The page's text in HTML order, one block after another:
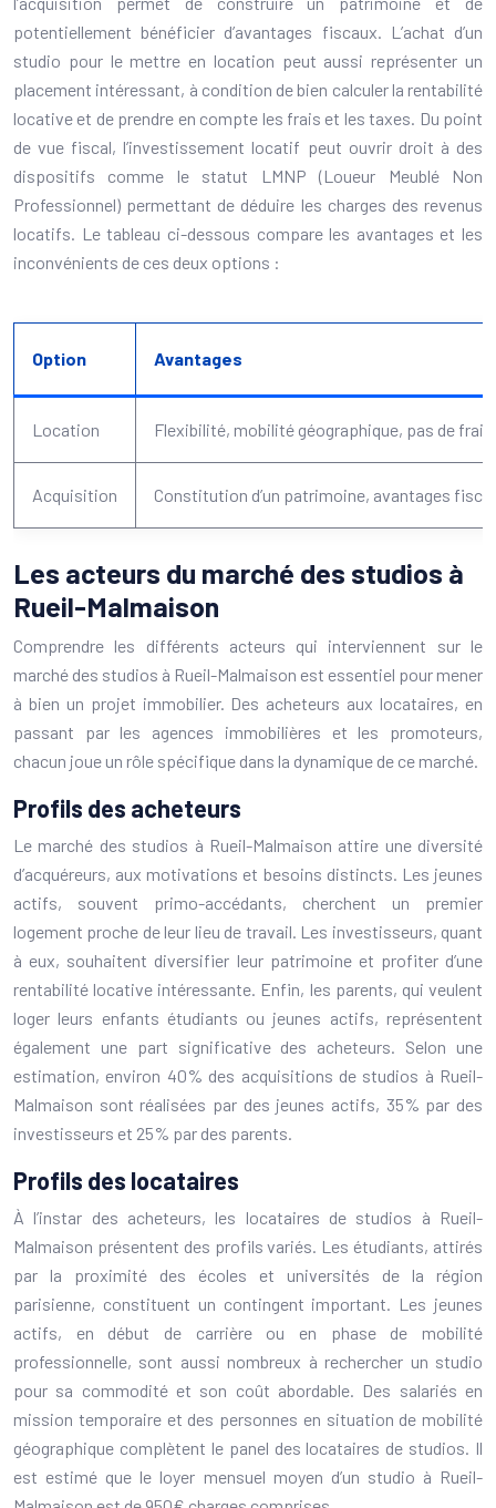
potentiellement bénéficier d’avantages fiscaux. L’achat d’un
studio pour le mettre en location peut aussi représenter un
placement intéressant, à condition de bien calculer la rentabilité
locative et de prendre en compte les frais et les taxes. Du point
de vue fiscal, l’investissement locatif peut ouvrir droit à des
dispositifs comme le statut LMNP (Loueur Meublé Non
Professionnel) permettant de déduire les charges des revenus
locatifs. Le tableau ci-dessous compare les avantages et les
inconvénients de ces deux options :
Option Avantages
Location Flexibilité, mobilité géographique, pas de
Acquisition Constitution d’un patrimoine, avantages
Les acteurs du marché des studios à
Rueil-Malmaison
Comprendre les différents acteurs qui interviennent sur le
marché des studios à Rueil-Malmaison est essentiel pour mener
à bien un projet immobilier. Des acheteurs aux locataires, en
passant par les agences immobilières et les promoteurs,
chacun joue un rôle spécifique dans la dynamique de ce marché.
Profils des acheteurs
Le marché des studios à Rueil-Malmaison attire une diversité
d’acquéreurs, aux motivations et besoins distincts. Les jeunes
actifs, souvent primo-accédants, cherchent un premier
logement proche de leur lieu de travail. Les investisseurs, quant
à eux, souhaitent diversifier leur patrimoine et profiter d’une
rentabilité locative intéressante. Enfin, les parents, qui veulent
loger leurs enfants étudiants ou jeunes actifs, représentent
également une part significative des acheteurs. Selon une
estimation, environ 40% des acquisitions de studios à Rueil-
Malmaison sont réalisées par des jeunes actifs, 35% par des
investisseurs et 25% par des parents.
Profils des locataires
À l’instar des acheteurs, les locataires de studios à Rueil-
Malmaison présentent des profils variés. Les étudiants, attirés
par la proximité des écoles et universités de la région
parisienne, constituent un contingent important. Les jeunes
actifs, en début de carrière ou en phase de mobilité
professionnelle, sont aussi nombreux à rechercher un studio
pour sa commodité et son coût abordable. Des salariés en
mission temporaire et des personnes en situation de mobilité
géographique complètent le panel des locataires de studios. Il
est estimé que le loyer mensuel moyen d’un studio à Rueil-